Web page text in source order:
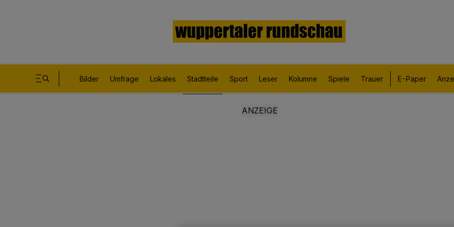
Bilder Umfrage Lokales Stadtteile Sport Leser Kolumne Spiele Trauer E-Paper